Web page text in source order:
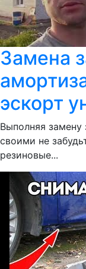
Замена
эскорт
Выполняя
своими не
резиновые...